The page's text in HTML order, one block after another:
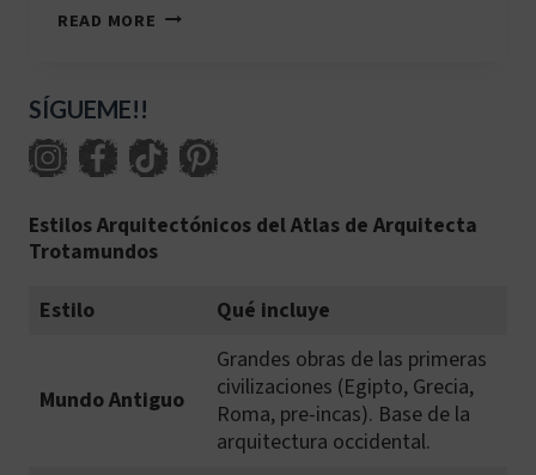
READ MORE CA-
DAME
DE
SÍGUEME!!
Estilos Arquitectónicos del Atlas de Arquitecta
Trotamundos
Estilo
Qué incluye
Mundo Antiguo
Grandes obras de las primeras
civilizaciones (Egipto, Grecia,
Roma, pre-incas). Base de la
arquitectura occidental.